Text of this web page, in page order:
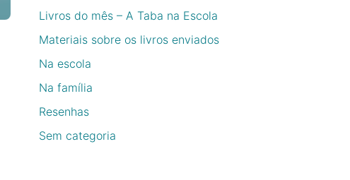
Livros do mês – A Taba na Escola
Materiais sobre os livros enviados
Na escola
Na família
Resenhas
Sem categoria